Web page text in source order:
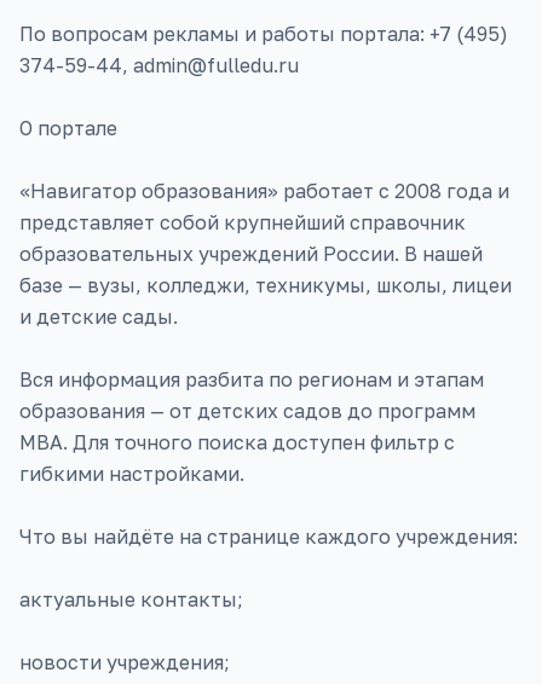
По вопросам рекламы и работы портала: +7 (495)
374-59-44, admin@fulledu.ru
О портале
«Навигатор образования» работает с 2008 года и
представляет собой крупнейший справочник
образовательных учреждений России. В нашей
базе — вузы, колледжи, техникумы, школы, лицеи
и детские сады.
Вся информация разбита по регионам и этапам
образования — от детских садов до программ
MBA. Для точного поиска доступен фильтр с
гибкими настройками.
Что вы найдёте на странице каждого учреждения:
актуальные контакты;
новости учреждения;